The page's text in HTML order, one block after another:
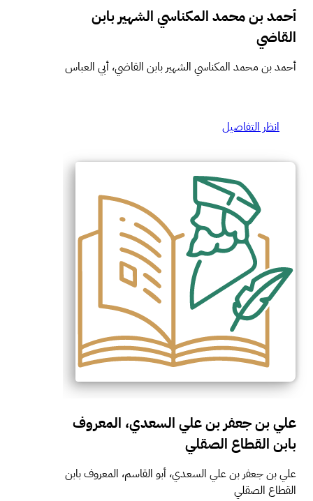
أحمد بن محمد المكناسي الشهير بابن
القاضي
أحمد بن محمد المكناسي الشهير بابن القاضي، أبي العباس
انظر التفاصيل
علي بن جعفر بن علي السعدي، المعروف
بابن القطاع الصقلي
علي بن جعفر بن علي السعدي، أبو القاسم، المعروف بابن
القطاع الصقلي